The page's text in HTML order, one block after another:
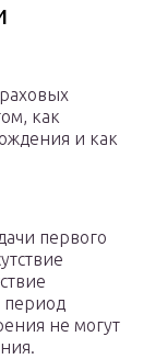
как
и как
первого
период
не могут